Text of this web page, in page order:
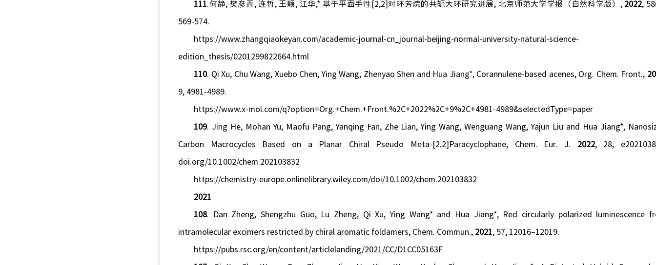
111 何静 樊彦青 ,连哲 王颖 江华 ,* 基于平面手性 [2,2] 对环芳烷的共轭大环研究进展 北京师范大学学报（自然科学版） 2022 ,
569-574.
https://www.zhangqiaokeyan.com/academic-journal-cn_journal-beijing-normal-university-natural-science-
edition_thesis/0201299822664.html
110. Qi Xu, Chu Wang, Xuebo Chen, Ying Wang, Zhenyao Shen and Hua Jiang*, Corannulene-based acenes, Org. Chem. Front.
9, 4981-4989.
https://www.x-mol.com/q?option=Org.+Chem.+Front.%2C+2022%2C+9%2C+4981-4989&selectedType=paper
109. Jing He, Mohan Yu, Maofu Pang, Yanqing Fan, Zhe Lian, Ying Wang, Wenguang Wang, Yajun Liu and Hua Jiang*,
Carbon Macrocycles Based on a Planar Chiral Pseudo Meta-[2.2]Paracyclophane, Chem. Eur. J. 2022, 28 ,
doi.org/10.1002/chem.202103832
https://chemistry-europe.onlinelibrary.wiley.com/doi/10.1002/chem.202103832
2021
108. Dan Zheng, Shengzhu Guo, Lu Zheng, Qi Xu, Ying Wang* and Hua Jiang*, Red circularly polarized luminescence
intramolecular excimers restricted by chiral aromatic foldamers, Chem. Commun. 2021 , 57, 12016–12019.
https://pubs.rsc.org/en/content/articlelanding/2021/CC/D1CC05163F